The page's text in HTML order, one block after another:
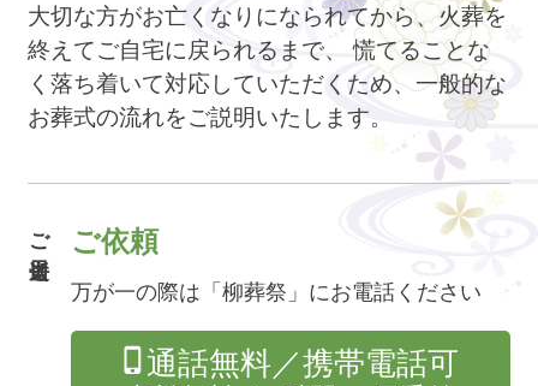
大切な方がお亡くなりになられてから、火葬を
終えてご自宅に戻られるまで、
慌てることな
く落ち着いて対応していただくため、一般的な
お葬式の流れをご説明いたします。
ご逝去日 ご依頼
万が一の際は「柳葬祭」にお電話ください
通話無料／携帯電話可